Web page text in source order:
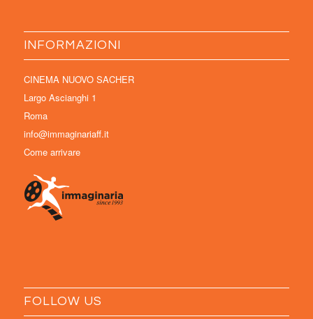
INFORMAZIONI
CINEMA NUOVO SACHER
Largo Ascianghi 1
Roma
info@immaginariaff.it
Come arrivare
FOLLOW US